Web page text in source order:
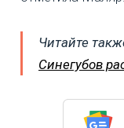
Читайте
Синегубов